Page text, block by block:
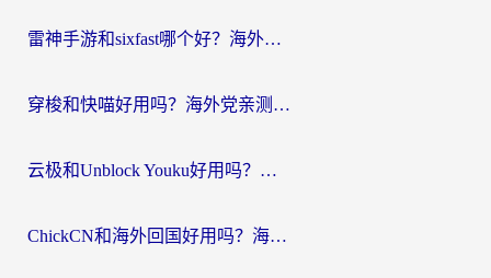
雷神手游和sixfast哪个好？海外党亲测3款回国加速器，教你选对不踩坑
穿梭和快喵好用吗？海外党亲测：小众加速器对比+番茄加速器深度体验
云极和Unblock Youku好用吗？海外党亲测+2026回国加速器避坑指南
ChickCN和海外回国好用吗？海外党2026亲测：从手游到影音，选对加速器的3个关键